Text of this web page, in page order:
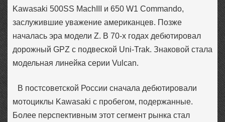
Kawasaki 500SS MachIII и 650 W1 Commando,
заслужившие уважение американцев. Позже
началась эра модели Z. В 70-х годах дебютировал
дорожный GPZ с подвеской Uni-Trak. Знаковой стала
модельная линейка серии Vulcan.
В постсоветской России сначала дебютировали
мотоциклы Kawasaki с пробегом, подержанные.
Более перспективным этот сегмент рынка стал